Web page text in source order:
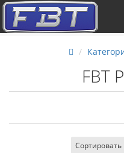
FBT
Сортировать